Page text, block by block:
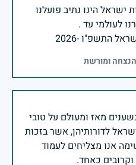
הינו נתיב פועלנו
התשפ"ו -2026
ומורשת
מאז ומעולם על טובי
לדורותיהן, אשר בזכות
אנו מצליחים לעמוד